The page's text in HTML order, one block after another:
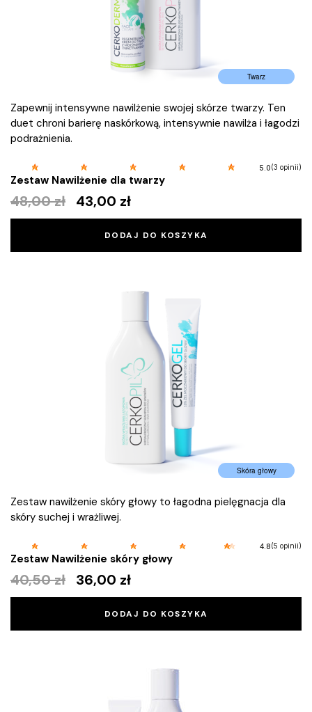
Twarz
Zestaw Nawilżenie dla twarzy
Zapewnij intensywne nawilżenie swojej skórze twarzy. Ten
duet chroni barierę naskórkową, intensywnie nawilża i łagodzi
podrażnienia.
48,00zł 43,00 zł
5.0(3 opinii)
DODAJ DO KOSZYKA
Skóra głowy
Zestaw Nawilżenie skóry głowy
Zestaw nawilżenie skóry głowy to łagodna pielęgnacja dla
skóry suchej i wrażliwej.
40,50zł 36,00 zł
4.8(5 opinii)
DODAJ DO KOSZYKA